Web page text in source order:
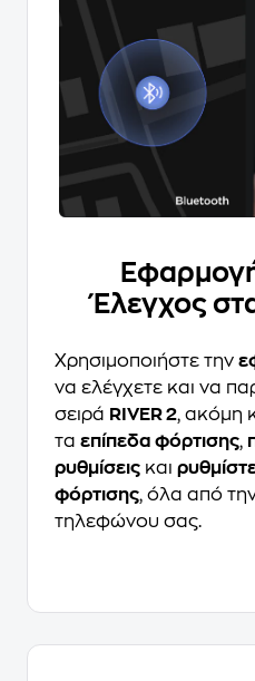
Έλεγχος
Χρησιμοποιήστε την
να ελέγχετε και να
σειρά RIVER 2, ακόμη
τα επίπεδα φόρτισης,
ρυθμίσεις και
φόρτισης, όλα από
τηλεφώνου σας.